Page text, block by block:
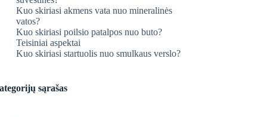
Kuo skiriasi akmens vata nuo mineralinės
vatos?
Kuo skiriasi poilsio patalpos nuo buto?
Teisiniai aspektai
Kuo skiriasi startuolis nuo smulkaus verslo?
sąrašas